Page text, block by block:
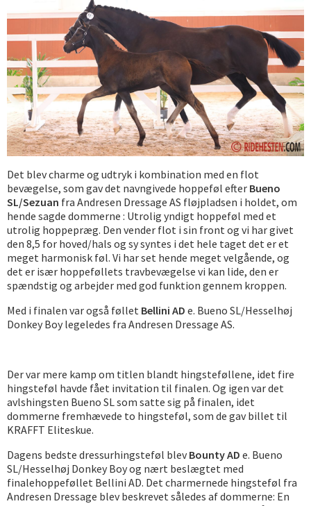
Det blev charme og udtryk i kombination med en flot
bevægelse, som gav det navngivede hoppeføl efter Bueno
SL/Sezuan fra Andresen Dressage AS fløjpladsen i holdet, om
hende sagde dommerne : Utrolig yndigt hoppeføl med et
utrolig hoppepræg. Den vender flot i sin front og vi har givet
den 8,5 for hoved/hals og sy syntes i det hele taget det er et
meget harmonisk føl. Vi har set hende meget velgående, og
det er især hoppeføllets travbevægelse vi kan lide, den er
spændstig og arbejder med god funktion gennem kroppen.
Med i finalen var også føllet Bellini AD e. Bueno SL/Hesselhøj
Donkey Boy legeledes fra Andresen Dressage AS.
Der var mere kamp om titlen blandt hingsteføllene, idet fire
hingsteføl havde fået invitation til finalen. Og igen var det
avlshingsten Bueno SL som satte sig på finalen, idet
dommerne fremhævede to hingsteføl, som de gav billet til
KRAFFT Eliteskue.
Dagens bedste dressurhingsteføl blevBounty AD e. Bueno
SL/Hesselhøj Donkey Boy og nært beslægtet med
finalehoppeføllet Bellini AD. Det charmernede hingsteføl fra
Andresen Dressage blev beskrevet således af dommerne: En